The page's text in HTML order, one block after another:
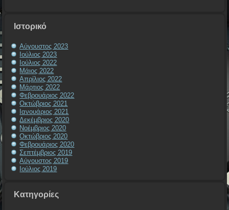
Ιστορικό
Αύγουστος 2023
Ιούλιος 2023
Ιούλιος 2022
Μάιος 2022
Απρίλιος 2022
Μάρτιος 2022
Φεβρουάριος 2022
Οκτώβριος 2021
Ιανουάριος 2021
Δεκέμβριος 2020
Νοέμβριος 2020
Οκτώβριος 2020
Φεβρουάριος 2020
Σεπτέμβριος 2019
Αύγουστος 2019
Ιούλιος 2019
Kατηγορίες